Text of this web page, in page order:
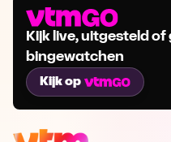
Kijk live, uitgesteld
bingewatchen
Kijk op